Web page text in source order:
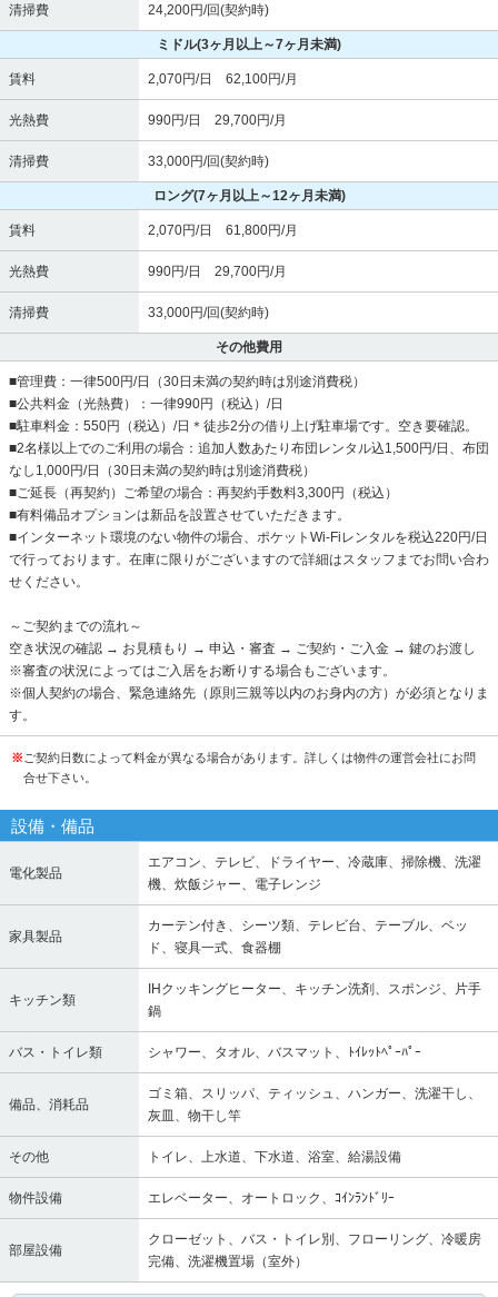
清掃費 24,200円/回(契約時)
ミドル(3ヶ月以上～7ヶ月未満)
賃料 2,070円/日 62,100円/月
光熱費 990円/日 29,700円/月
清掃費 33,000円/回(契約時)
ロング(7ヶ月以上～12ヶ月未満)
賃料 2,070円/日 61,800円/月
光熱費 990円/日 29,700円/月
清掃費 33,000円/回(契約時)
その他費用
■管理費：一律500円/日（30日未満の契約時は別途消費税）
■公共料金（光熱費）：一律990円（税込）/日
■駐車料金：550円（税込）/日＊徒歩2分の借り上げ駐車場です。空き要確認。
■2名様以上でのご利用の場合：追加人数あたり布団レンタル込1,500円/日、布団
なし1,000円/日（30日未満の契約時は別途消費税）
■ご延長（再契約）ご希望の場合：再契約手数料3,300円（税込）
■有料備品オプションは新品を設置させていただきます。
■インターネット環境のない物件の場合、ポケットWi-Fiレンタルを税込220円/日
で行っております。在庫に限りがございますので詳細はスタッフまでお問い合わ
せください。
～ご契約までの流れ～
空き状況の確認 → お見積もり → 申込・審査 → ご契約・ご入金 → 鍵のお渡し
※審査の状況によってはご入居をお断りする場合もございます。
※個人契約の場合、緊急連絡先（原則三親等以内のお身内の方）が必須となりま
す。
※ ご契約日数によって料金が異なる場合があります。詳しくは物件の運営会社にお問
合せ下さい。
設備・備品
電化製品
エアコン、テレビ、ドライヤー、冷蔵庫、掃除機、洗濯
機、炊飯ジャー、電子レンジ
家具製品
カーテン付き、シーツ類、テレビ台、テーブル、ベッ
ド、寝具一式、食器棚
キッチン類
IHクッキングヒーター、キッチン洗剤、スポンジ、片手
鍋
バス・トイレ類 シャワー、タオル、バスマット、ﾄｲﾚｯﾄﾍﾟｰﾊﾟｰ
備品、消耗品
ゴミ箱、スリッパ、ティッシュ、ハンガー、洗濯干し、
灰皿、物干し竿
その他 トイレ、上水道、下水道、浴室、給湯設備
物件設備 エレベーター、オートロック、ｺｲﾝﾗﾝﾄﾞﾘｰ
部屋設備
クローゼット、バス・トイレ別、フローリング、冷暖房
完備、洗濯機置場（室外）